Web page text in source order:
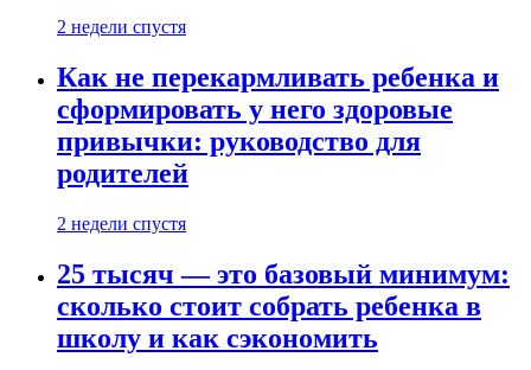
2 недели спустя
Как не перекармливать ребенка и
сформировать у него здоровые
привычки: руководство для
родителей
2 недели спустя
25 тысяч — это базовый минимум:
сколько стоит собрать ребенка в
школу и как сэкономить